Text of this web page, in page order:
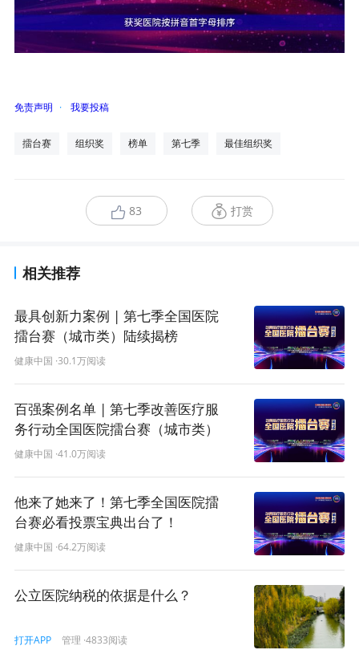
免责声明 · 我要投稿
擂台赛 组织奖 榜单 第七季 最佳组织奖
83 打赏
相关推荐
最具创新力案例 | 第七季全国医院
擂台赛（城市类）陆续揭榜
健康中国 ·30.1万阅读
百强案例名单 | 第七季改善医疗服
务行动全国医院擂台赛（城市类）
陆续揭榜
健康中国 ·41.0万阅读
他来了她来了！第七季全国医院擂
台赛必看投票宝典出台了！
健康中国 ·64.2万阅读
公立医院纳税的依据是什么？
打开APP 管理 ·4833阅读